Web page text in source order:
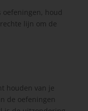
oefeningen, houd
lijn om de
houden van je
de oefeningen